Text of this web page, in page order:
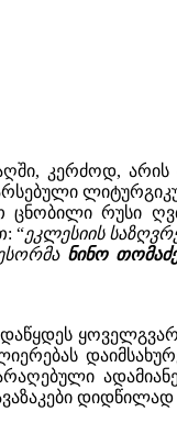
კერძოდ,
ცნობილი რუსი
“ეკლესიის
ნინო